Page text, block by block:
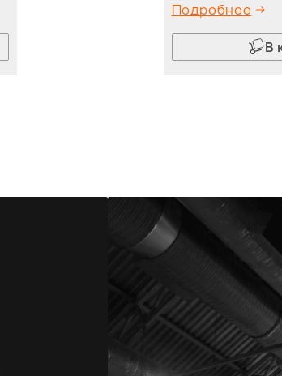
Подробнее
В